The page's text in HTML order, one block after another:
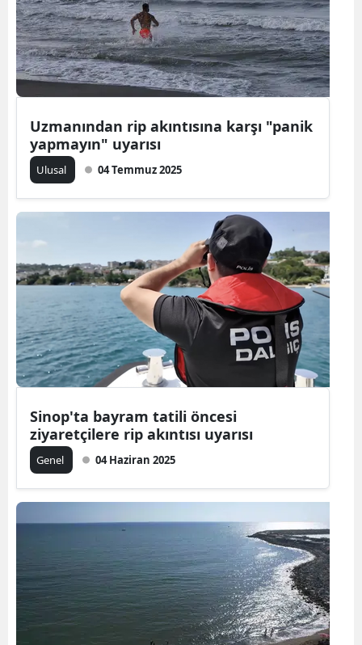
Bolu
Burdur
Bursa
Çanakkale
Denizli
Diyarbakır
Edirne
Elazığ
Erzincan
Erzurum
Giresun
Gümüşhane
Hakkari
Hatay
Isparta
Uzmanından rip akıntısına karşı "panik
yapmayın" uyarısı
Ulusal 04 Temmuz 2025
Sinop'ta bayram tatili öncesi
ziyaretçilere rip akıntısı uyarısı
Genel 04 Haziran 2025